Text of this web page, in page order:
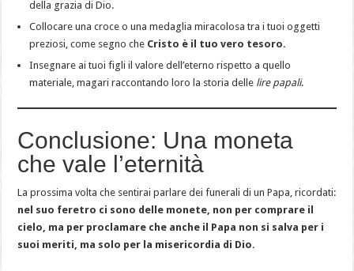
della grazia di Dio.
Collocare una croce o una medaglia miracolosa tra i tuoi oggetti
preziosi, come segno che Cristo è il tuo vero tesoro.
Insegnare ai tuoi figli il valore dell’eterno rispetto a quello
materiale, magari raccontando loro la storia delle lire papali.
Conclusione: Una moneta
che vale l’eternità
La prossima volta che sentirai parlare dei funerali di un Papa, ricordati:
nel suo feretro ci sono delle monete, non per comprare il
cielo, ma per proclamare che anche il Papa non si salva per i
suoi meriti, ma solo per la misericordia di Dio.